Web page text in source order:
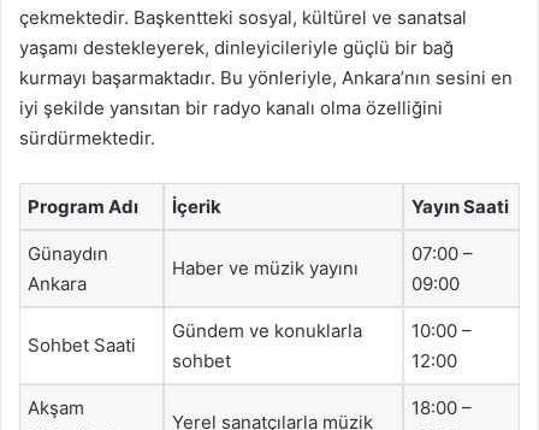
çekmektedir. Başkentteki sosyal, kültürel ve sanatsal
yaşamı destekleyerek, dinleyicileriyle güçlü bir bağ
kurmayı başarmaktadır. Bu yönleriyle, Ankara’nın sesini en
iyi şekilde yansıtan bir radyo kanalı olma özelliğini
sürdürmektedir.
Program Adı İçerik Yayın Saati
Günaydın
Ankara
Haber ve müzik yayını
07:00 –
09:00
Sohbet Saati
Gündem ve konuklarla
sohbet
10:00 –
12:00
Akşam
Yerel sanatçılarla müzik
18:00 –